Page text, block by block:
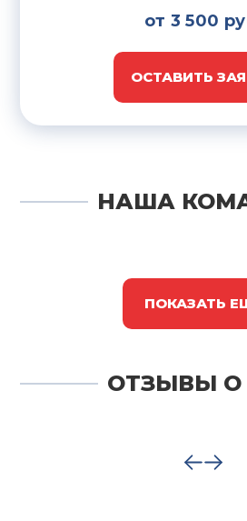
от 3 500
ОСТАВИТЬ
НАША
ПОКАЗАТЬ
ОТЗЫВЫ О